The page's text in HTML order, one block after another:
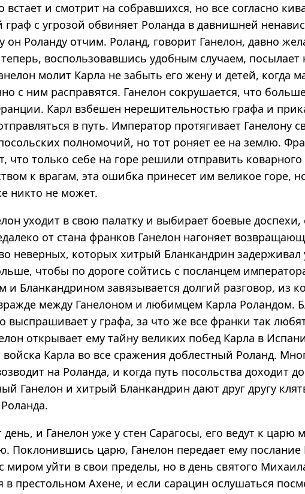
встает и смотрит на собравшихся, но все согласно
граф с угрозой обвиняет Роланда в давнишней
он Роланду отчим. Роланд, говорит Ганелон, давно
теперь, восполь­зо­вавшись удобным случаем, посылает
молит Карла не забыть его жену и детей, когда
с ним расправятся. Ганелон сокрушается, что
Карл взбешен нерешительностью графа и
в путь. Император протягивает Ганелону
полномочий, но тот роняет ее на землю.
что только себе на горе решили отправить коварного
к врагам, эта ошибка принесет им великое горе,
никто не может.
уходит в свою палатку и выбирает боевые доспехи,
от стана франков Ганелон нагоняет
неверных, которых хитрый Бланкандрин задерживал
чтобы по дороге сойтись с посланцем
и Бланкандрином завязывается долгий разговор, из
между Ганелоном и любимцем Карла Роландом.
выспрашивает у графа, за что же все франки так
открывает ему тайну великих побед Карла в
войска Карла во все сражения доблестный Роланд.
на Роланда, и когда путь посольства доходит
Ганелон и хитрый Бланкандрин дают друг другу
и Ганелон уже у стен Сарагосы, его ведут к царю
Поклонившись царю, Ганелон передает ему послание
с миром уйти в свои пределы, но в день святого
в престольном Ахене, и если сарацин ослушаться